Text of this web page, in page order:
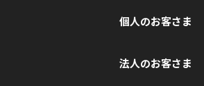
個人のお客さま
法人のお客さま